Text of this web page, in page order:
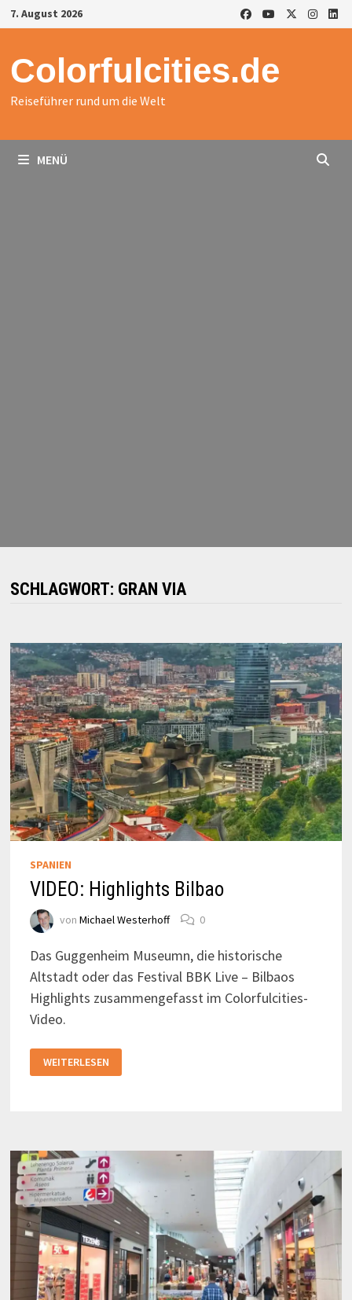
Zurück
zum
7. August 2026
Colorfulcities.de
Reiseführer rund um die Welt
MENÜ
SCHLAGWORT: GRAN VIA
SPANIEN
VIDEO: Highlights Bilbao
von Michael Westerhoff 0
Das Guggenheim Museumn, die historische
Altstadt oder das Festival BBK Live – Bilbaos
Highlights zusammengefasst im Colorfulcities-
Video.
HIGHLIGHTS
BILBAO
WEITERLESEN